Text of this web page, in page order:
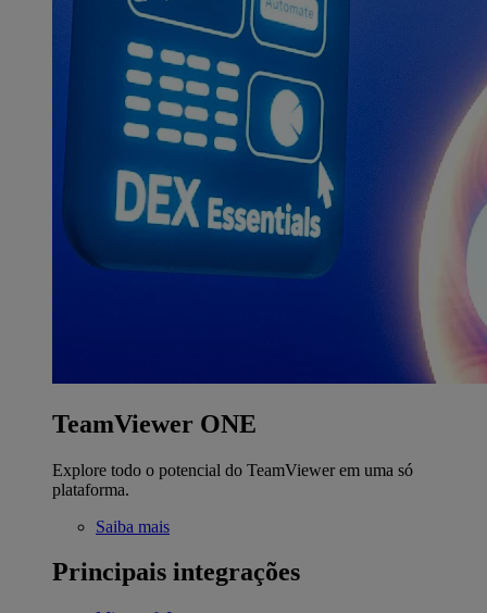
TeamViewer ONE
Explore todo o potencial do TeamViewer em uma só
plataforma.
Saiba mais
Principais integrações